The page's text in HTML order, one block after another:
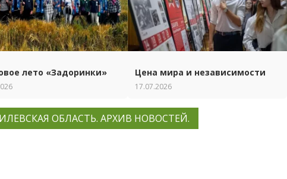
лето «Задоринки» Цена мира и независимости
17.07.2026
ОБЛАСТЬ. АРХИВ НОВОСТЕЙ.